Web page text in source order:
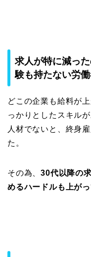
求人が特に減っ
験も持たない労
どこの企業も給料が
っかりとしたスキル
人材でないと、終身
た。
その為、30代以降の
めるハードルも上がっ